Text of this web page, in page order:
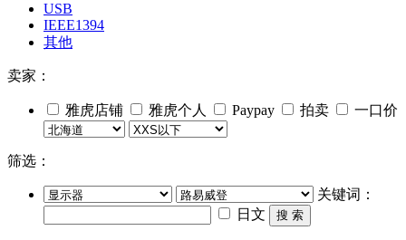
USB
IEEE1394
其他
卖家：
雅虎店铺 雅虎个人 Paypay 拍卖 一口价
筛选：
关键词：
日文
搜 索